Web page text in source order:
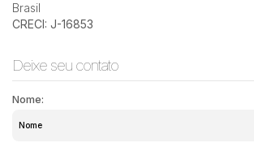
Brasil
CRECI: J-16853
Deixe seu contato
Nome: